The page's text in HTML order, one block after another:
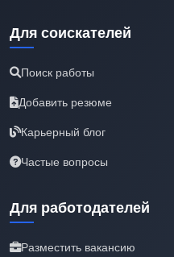
Для соискателей
Поиск работы
Добавить резюме
Карьерный блог
Частые вопросы
Для работодателей
Разместить вакансию